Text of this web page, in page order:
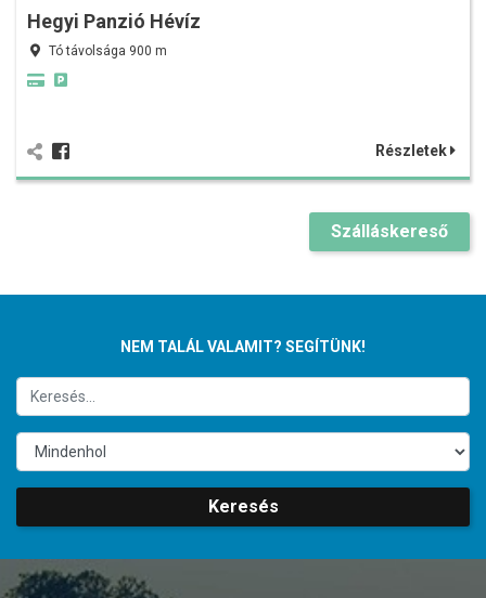
Hegyi Panzió Hévíz
Tó távolsága 900 m
Részletek
Szálláskereső
NEM TALÁL VALAMIT? SEGÍTÜNK!
Keresés